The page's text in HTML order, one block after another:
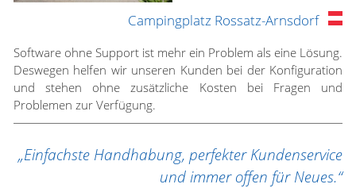
Campingplatz Rossatz-Arnsdorf
Software ohne Support ist mehr ein Problem als eine Lösung.
Deswegen helfen wir unseren Kunden bei der Konfiguration
und stehen ohne zusätzliche Kosten bei Fragen und
Problemen zur Verfügung.
„Einfachste Handhabung, perfekter Kundenservice
und immer offen für Neues.“